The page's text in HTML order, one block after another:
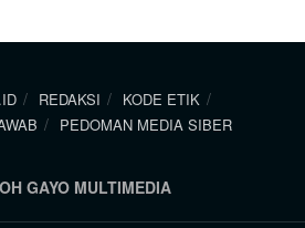
REDAKSI
KODE ETIK
PEDOMAN MEDIA SIBER
GAYO MULTIMEDIA